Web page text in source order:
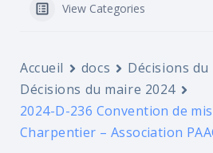
View Categories
Accueil docs
Décisions du
Décisions du maire 2024
2024-D-236 Convention de
Charpentier – Association